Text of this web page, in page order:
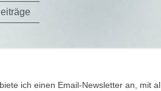
ich einen Email-Newsletter an, mit